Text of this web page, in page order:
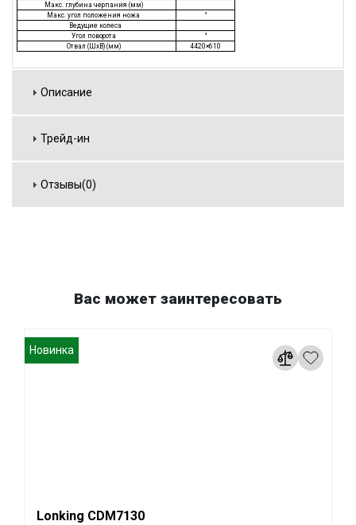
Макс. глубина черпания (мм)
Макс. угол положения ножа
°
Ведущие колеса
Угол поворота
°
Отвал (ШхВ) (мм)
4420×610
Описание
Трейд-ин
Отзывы(0)
Вас может заинтересовать
Новинка
Lonking CDM7130